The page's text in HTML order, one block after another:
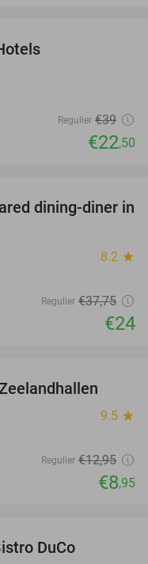
Regulier €39
€22,50
36%
dining-diner in
8.2 star
Regulier €37,75
€24
9.5 star
Regulier €12,95
€8,95
DuCo